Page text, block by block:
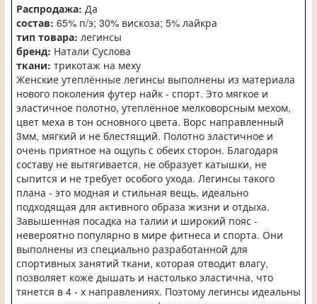
Распродажа: Да
состав: 65% п/э; 30% вискоза; 5% лайкра
тип товара: легинсы
бренд: Натали Суслова
ткани: трикотаж на меху
Женские утеплённые легинсы выполнены из материала
нового поколения футер найк - спорт. Это мягкое и
эластичное полотно, утеплённое мелковорсным мехом,
цвет меха в тон основного цвета. Ворс направленный
3мм, мягкий и не блестящий. Полотно эластичное и
очень приятное на ощупь с обеих сторон. Благодаря
составу не вытягивается, не образует катышки, не
сыпится и не требует особого ухода. Легинсы такого
плана - это модная и стильная вещь, идеально
подходящая для активного образа жизни и отдыха.
Завышенная посадка на талии и широкий пояс -
невероятно популярно в мире фитнеса и спорта. Они
выполнены из специально разработанной для
спортивных занятий ткани, которая отводит влагу,
позволяет коже дышать и настолько эластична, что
тянется в 4 - х направлениях. Поэтому легинсы идеальны